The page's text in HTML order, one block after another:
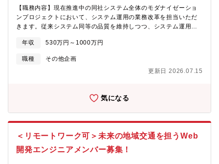
基盤導入（同社グループとしてのID基盤構築）＜キャリアパス事
例入社～3年程度：サービスデリバリーチームに配属後、ITSMや
統合ID基盤に関する案件に参画4年目以降：様々なインフラ案件の
企画、検討、導入に関与【ポジションの魅力・やりがい】■同社を
がある今回の募集ポジションは全社のIT利便性を上げていくため
の大きな変革の取り組みに参画していただくものです。社内SEと
して貴重な経験を積み、自身の成長にも繋げられます。■様々なベ
ャ・情報セキュリティグループでは、数多くのITソリューション
を導入・運用しています。このため構築・運用に携わるSIerだけ
ではなく、時には大手クラウドベンダー様にも協力いただきなが
ら、システムの構築・運用を実現しています。■IT投資に積極的な
会社で社内SEを経験することができる社内SEとしての悩みは、業
務改善、効率化、セキュリティ施策を実行していく上で、積極的
な投資を受けられないことがよくあります。同社グループでは、
躍し続けることができる、「生涯、エンジニア。」を体現できる
会社であり続けるため、技術に特化した、同社に生まれ変わりま
した。今まで以上に、技術者のキャリア実現に向け、エンジニア
として成長し続ける機会を提供できるような会社を目指してお
す。
【職務内容】現在推進中の同社システム全体のモダナイゼーショ
ンプロジェクトにおいて、システム運用の業務改革を担当いただ
きます。従来システム同等の品質を維持しつつ、システム運用業
発スピードの向上を実現するミッションです。キャッシュレス決
済を支える重要な社会インフラである、同社システムの全体像と
当社のシステムマネジメントプロセスについて、キャリアを通し
てご理解いただくことになります。たとえば自社・顧客のコスト
がある方にご参画いただき、これまでの経験を活かしたご活躍を
先におけるSREの組成や、生成AIの活用をミッションに含むポジ
ト決済サービスを創造し続けることを使命とし、次世代の社会イ
ンフラを支える企業であり続けたいと考えています。創業以来30
年収 530万円～1000万円
職種
その他企画
更新日 2026.07.15
気になる
＜リモートワーク可＞未来の地域交通を担うWeb
開発エンジニアメンバー募集！